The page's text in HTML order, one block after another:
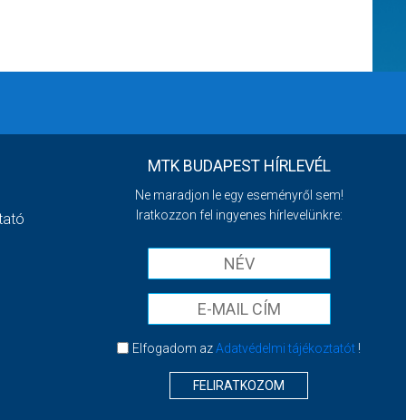
MTK BUDAPEST HÍRLEVÉL
Ne maradjon le egy eseményről sem!
Iratkozzon fel ingyenes hírlevelünkre:
Elfogadom azAdatvédelmi tájékoztatót !
FELIRATKOZOM